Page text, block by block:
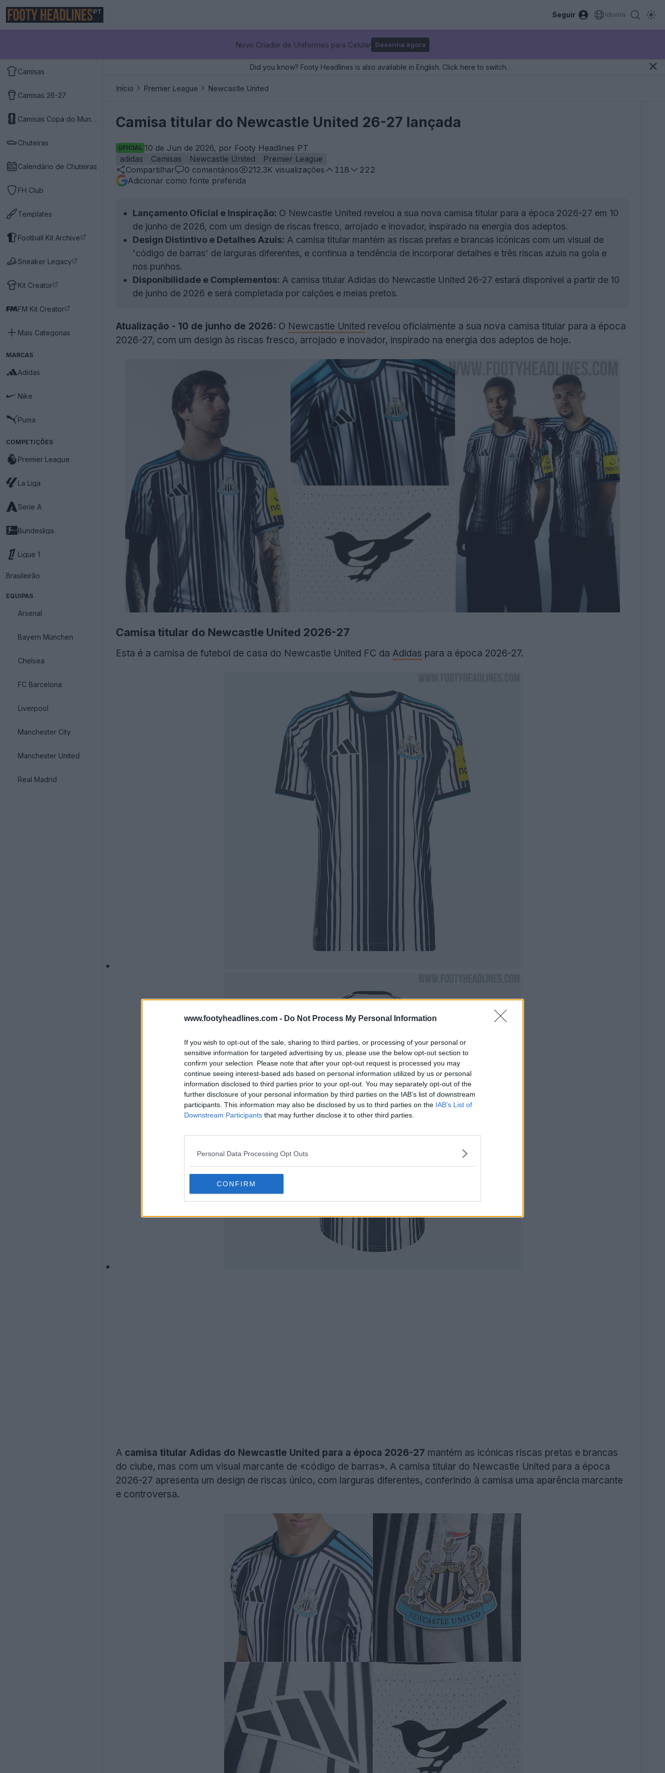
www.footyheadlines.com - Do Not Process My Personal Information
If you wish to opt-out of the sale, sharing to third parties, or processing of your personal or
sensitive information for targeted advertising by us, please use the below opt-out section to
confirm your selection. Please note that after your opt-out request is processed you may
continue seeing interest-based ads based on personal information utilized by us or personal
information disclosed to third parties prior to your opt-out. You may separately opt-out of the
further disclosure of your personal information by third parties on the IAB’s list of downstream
participants. This information may also be disclosed by us to third parties on the IAB’s List of
Downstream Participants that may further disclose it to other third parties.
Personal Data Processing Opt Outs
CONFIRM
PT Seguir Idioma
Novo Criador de Uniformes para Celular Desenha agora
Camisas
Camisas 26-27
Camisas Copa do Mundo 2026
Chuteiras
Calendário de Chuteiras
FH Club
Templates
Football Kit Archive
Sneaker Legacy
Kit Creator
FM Kit Creator
Mais Categorias
MARCAS
Adidas
Nike
Puma
COMPETIÇÕES
Premier League
La Liga
Serie A
Bundesliga
Ligue 1
Brasileirão
EQUIPAS
Arsenal
Bayern München
Chelsea
FC Barcelona
Liverpool
Manchester City
Manchester United
Real Madrid
Did you know? Footy Headlines is also available in English. Click here to switch.
Início Premier League Newcastle United
Camisa titular do Newcastle United 26-27 lançada
OFICIAL 10 de Jun de 2026, por Footy Headlines PT
adidas
Camisas Newcastle United
Premier League
Compartilhar
0 comentários 212.3K visualizações 118
222
Adicionar como fonte preferida
Lançamento Oficial e Inspiração: O Newcastle United revelou a sua nova camisa titular para a época 2026-27 em 10
de junho de 2026, com um design de riscas fresco, arrojado e inovador, inspirado na energia dos adeptos.
Design Distintivo e Detalhes Azuis: A camisa titular mantém as riscas pretas e brancas icónicas com um visual de
'código de barras' de larguras diferentes, e continua a tendência de incorporar detalhes e três riscas azuis na gola e
nos punhos.
Disponibilidade e Complementos: A camisa titular Adidas do Newcastle United 26-27 estará disponível a partir de 10
de junho de 2026 e será completada por calções e meias pretos.
Atualização - 10 de junho de 2026: O Newcastle United revelou oficialmente a sua nova camisa titular para a época
2026-27, com um design às riscas fresco, arrojado e inovador, inspirado na energia dos adeptos de hoje.
Camisa titular do Newcastle United 2026-27
Esta é a camisa de futebol de casa do Newcastle United FC da Adidas para a época 2026-27.
A camisa titular Adidas do Newcastle United para a época 2026-27 mantém as icónicas riscas pretas e brancas
do clube, mas com um visual marcante de «código de barras». A camisa titular do Newcastle United para a época
2026-27 apresenta um design de riscas único, com larguras diferentes, conferindo à camisa uma aparência marcante
e controversa.